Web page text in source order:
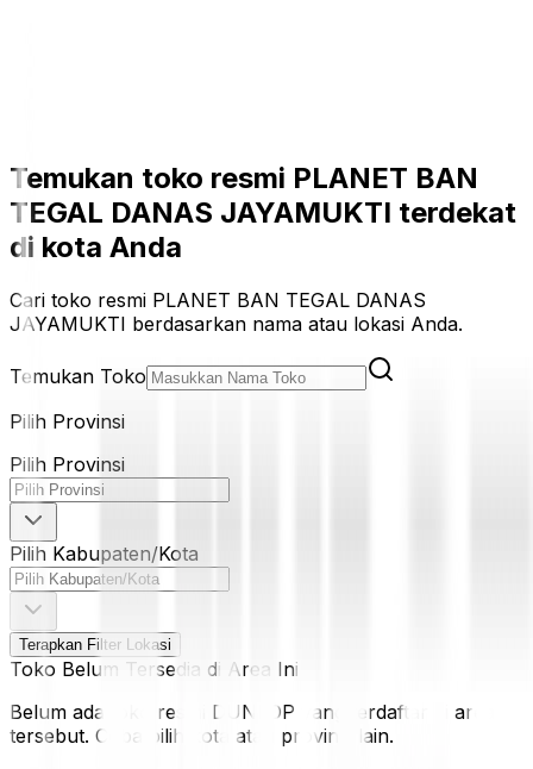
Temukan toko resmi PLANET BAN
TEGAL DANAS JAYAMUKTI terdekat
di kota Anda
Cari toko resmi PLANET BAN TEGAL DANAS
JAYAMUKTI berdasarkan nama atau lokasi Anda.
Temukan Toko
Pilih Provinsi
Pilih Provinsi
Pilih Kabupaten/Kota
Terapkan Filter Lokasi
Toko Belum Tersedia di Area Ini
Belum ada toko resmi DUNLOP yang terdaftar di area
tersebut. Coba pilih kota atau provinsi lain.